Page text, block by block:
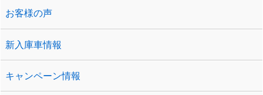
お客様の声
新入庫車情報
キャンペーン情報